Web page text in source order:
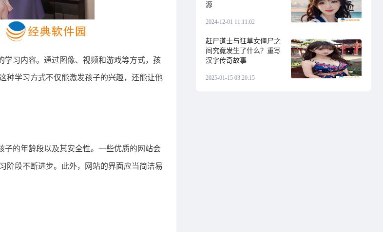
习内容。通过图像、视频和游戏等方式，孩
种学习方式不仅能激发孩子的兴趣，还能让他
的年龄段以及其安全性。一些优质的网站会
阶段不断进步。此外，网站的界面应当简洁易
源
2024-12-01 11:11:02
赶尸道士与狂草女僵尸之
间究竟发生了什么？重写
汉字传奇故事
2025-01-15 03:20:15